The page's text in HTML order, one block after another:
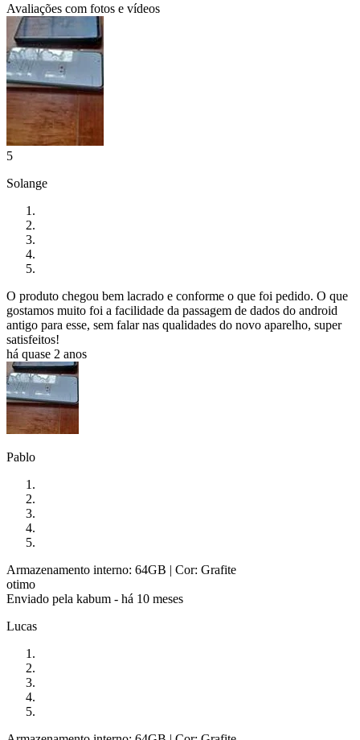
Avaliações com fotos e vídeos
5
Solange
O produto chegou bem lacrado e conforme o que foi pedido. O que
gostamos muito foi a facilidade da passagem de dados do android
antigo para esse, sem falar nas qualidades do novo aparelho, super
satisfeitos!
há quase 2 anos
Pablo
Armazenamento interno: 64GB | Cor: Grafite
otimo
Enviado pela kabum - há 10 meses
Lucas